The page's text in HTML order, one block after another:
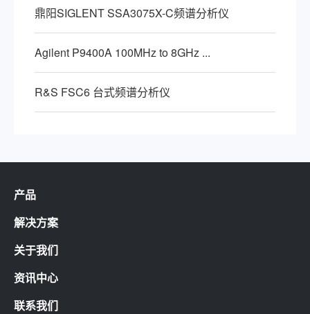
鼎阳SIGLENT SSA3075X-C频谱分析仪
Agilent P9400A 100MHz to 8GHz ...
R&S FSC6 台式频谱分析仪
产品
解决方案
关于我们
资讯中心
联系我们